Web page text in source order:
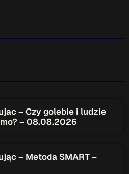
– Czy golebie i ludzie
– 08.08.2026
– Metoda SMART –